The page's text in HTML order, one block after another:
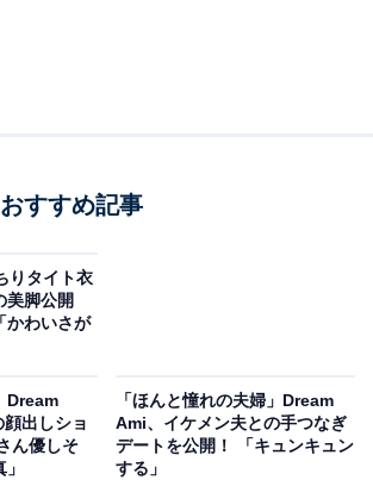
すすめ記事
りタイト衣
美脚公開
かわいさが
Dream
出しショ
ん優しそ
「ほんと憧れの夫婦」Dream
Ami、イケメン夫との手つなぎ
デートを公開！ 「キュンキュン
する」